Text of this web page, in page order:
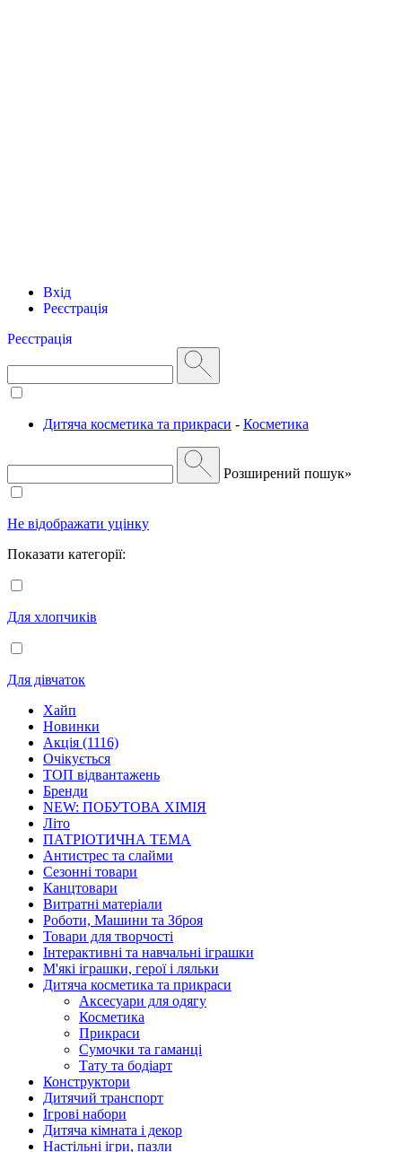
Вхід
Реєстрація
Реєстрація
Дитяча косметика та прикраси - Косметика
Розширений пошук»
Не відображати уцінку
Показати категорії:
Для хлопчиків
Для дівчаток
Хайп
Новинки
Акція (1116)
Очікується
ТОП відвантажень
Бренди
NEW: ПОБУТОВА ХІМІЯ
Літо
ПАТРІОТИЧНА ТЕМА
Антистрес та слайми
Сезонні товари
Канцтовари
Витратні матеріали
Роботи, Машини та Зброя
Товари для творчості
Інтерактивні та навчальні іграшки
М'які іграшки, герої і ляльки
Дитяча косметика та прикраси
Аксесуари для одягу
Косметика
Прикраси
Сумочки та гаманці
Тату та бодіарт
Конструктори
Дитячий транспорт
Ігрові набори
Дитяча кімната і декор
Настільні ігри, пазли